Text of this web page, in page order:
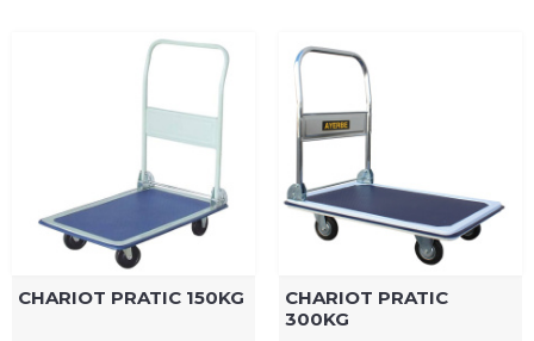
CHARIOT PRATIC 150KG
CHARIOT PRATIC
300KG